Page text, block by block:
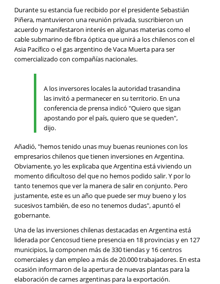
Durante su estancia fue recibido por el presidente Sebastián
Piñera, mantuvieron una reunión privada, suscribieron un
acuerdo y manifestaron interés en algunas materias como el
cable submarino de fibra óptica que unirá a los chilenos con el
Asia Pacífico o el gas argentino de Vaca Muerta para ser
comercializado con compañías nacionales.
A los inversores locales la autoridad trasandina
las invitó a permanecer en su territorio. En una
conferencia de prensa indicó "Quiero que sigan
apostando por el país, quiero que se queden",
dijo.
Añadió, "hemos tenido unas muy buenas reuniones con los
empresarios chilenos que tienen inversiones en Argentina.
Obviamente, yo les explicaba que Argentina está viviendo un
momento dificultoso del que no hemos podido salir. Y por lo
tanto tenemos que ver la manera de salir en conjunto. Pero
justamente, este es un año que puede ser muy bueno y los
sucesivos también, de eso no tenemos dudas", apuntó el
gobernante.
Una de las inversiones chilenas destacadas en Argentina está
liderada por Cencosud tiene presencia en 18 provincias y en 127
municipios, la componen más de 330 tiendas y 16 centros
comerciales y dan empleo a más de 20.000 trabajadores. En esta
ocasión informaron de la apertura de nuevas plantas para la
elaboración de carnes argentinas para la exportación.